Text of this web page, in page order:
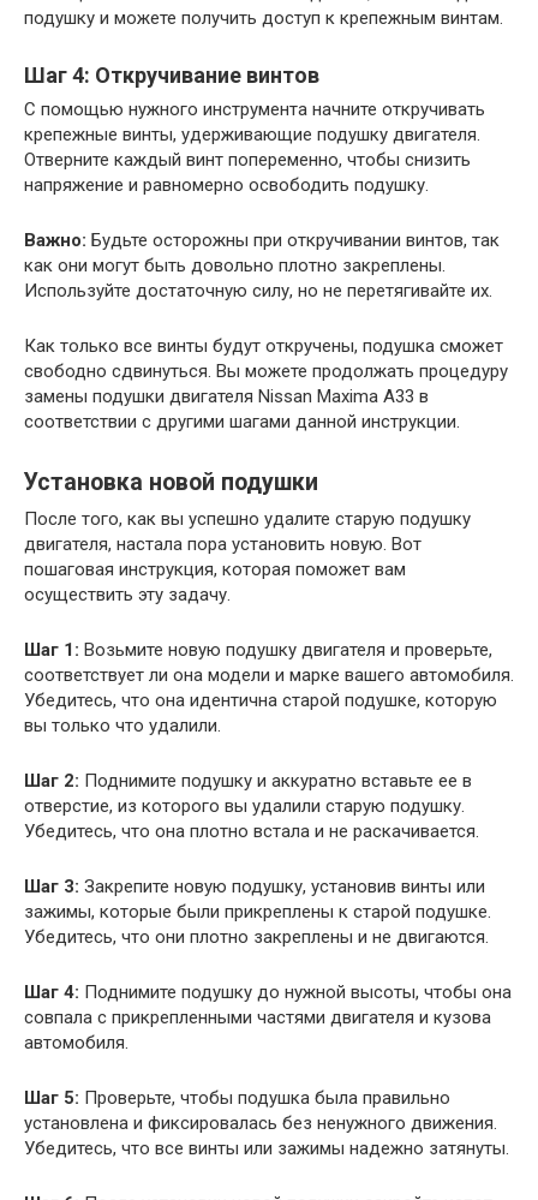
подушку и можете получить доступ к крепежным винтам.
Шаг 4: Откручивание винтов
С помощью нужного инструмента начните откручивать
крепежные винты, удерживающие подушку двигателя.
Отверните каждый винт попеременно, чтобы снизить
напряжение и равномерно освободить подушку.
Важно: Будьте осторожны при откручивании винтов, так
как они могут быть довольно плотно закреплены.
Используйте достаточную силу, но не перетягивайте их.
Как только все винты будут откручены, подушка сможет
свободно сдвинуться. Вы можете продолжать процедуру
замены подушки двигателя Nissan Maxima A33 в
соответствии с другими шагами данной инструкции.
Установка новой подушки
После того, как вы успешно удалите старую подушку
двигателя, настала пора установить новую. Вот
пошаговая инструкция, которая поможет вам
осуществить эту задачу.
Шаг 1: Возьмите новую подушку двигателя и проверьте,
соответствует ли она модели и марке вашего автомобиля.
Убедитесь, что она идентична старой подушке, которую
вы только что удалили.
Шаг 2: Поднимите подушку и аккуратно вставьте ее в
отверстие, из которого вы удалили старую подушку.
Убедитесь, что она плотно встала и не раскачивается.
Шаг 3: Закрепите новую подушку, установив винты или
зажимы, которые были прикреплены к старой подушке.
Убедитесь, что они плотно закреплены и не двигаются.
Шаг 4: Поднимите подушку до нужной высоты, чтобы она
совпала с прикрепленными частями двигателя и кузова
автомобиля.
Шаг 5: Проверьте, чтобы подушка была правильно
установлена и фиксировалась без ненужного движения.
Убедитесь, что все винты или зажимы надежно затянуты.